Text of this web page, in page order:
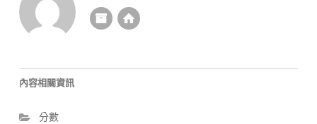
內容相關資訊
分數